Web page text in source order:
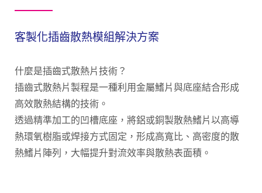
客製化插齒散熱模組解決方案
什麼是插齒式散熱片技術？
插齒式散熱片製程是一種利用金屬鰭片與底座結合形成
高效散熱結構的技術。
透過精準加工的凹槽底座，將鋁或銅製散熱鰭片以高導
熱環氧樹脂或焊接方式固定，形成高寬比、高密度的散
熱鰭片陣列，大幅提升對流效率與散熱表面積。